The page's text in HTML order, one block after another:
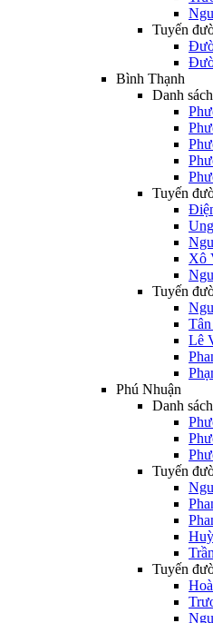
Tuyến
Bình Thạnh
Danh
Tuyến
Xô
Tuyến
Lê
Phú Nhuận
Danh
Tuyến
Tuyến